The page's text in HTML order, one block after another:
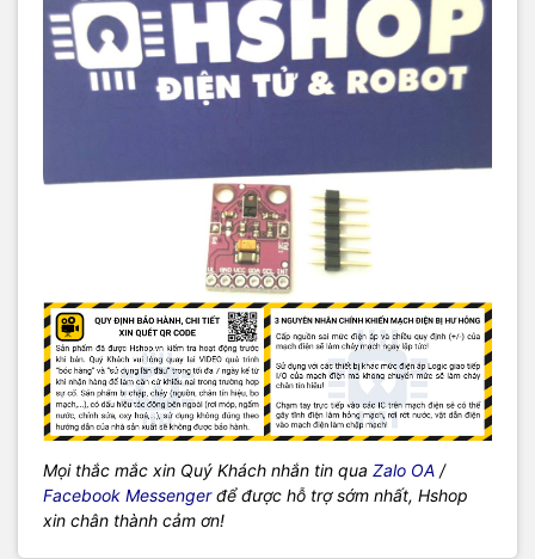
Mọi thắc mắc xin Quý Khách nhắn tin qua Zalo OA /
Facebook Messengerđể được hỗ trợ sớm nhất, Hshop
xin chân thành cảm ơn!